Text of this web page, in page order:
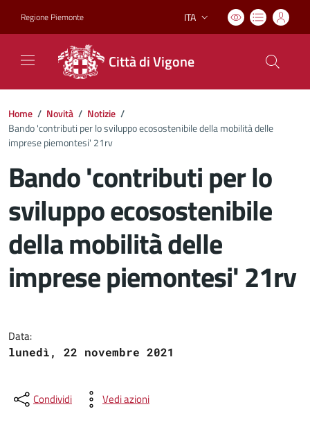
Regione Piemonte Lingua attiva:
ITA
Città di Vigone
Home / Novità / Notizie /
Bando 'contributi per lo sviluppo ecosostenibile della mobilità delle
imprese piemontesi' 21rv
Bando 'contributi per lo
sviluppo ecosostenibile
della mobilità delle
imprese piemontesi' 21rv
Data:
lunedì, 22 novembre 2021
Condividi Vedi azioni